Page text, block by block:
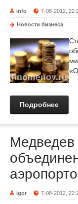
info 7-08-2012,
Новости бизнеса
Подробнее
Медведев
igor 7-08-2012,